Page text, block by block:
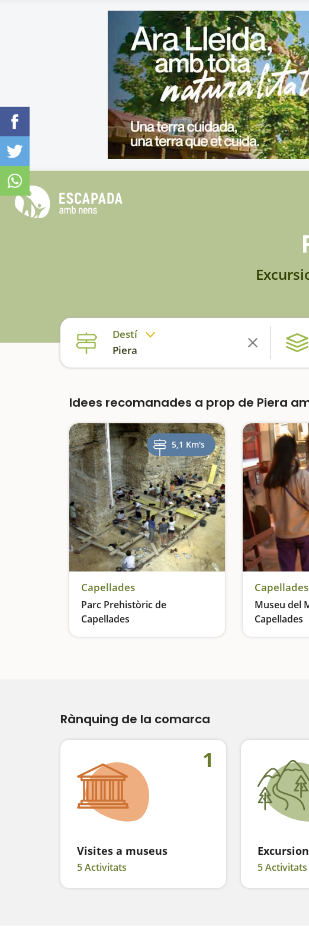
Destí
Piera
Idees recomanades a prop de Piera
5,1 Km's
Capellades
Parc Prehistòric de
Capellades
Alt valor geològic
Capellades
Museu del
Capellades
Rànquing de la comarca
1
Visites a museus
5 Activitats 5 Activitats